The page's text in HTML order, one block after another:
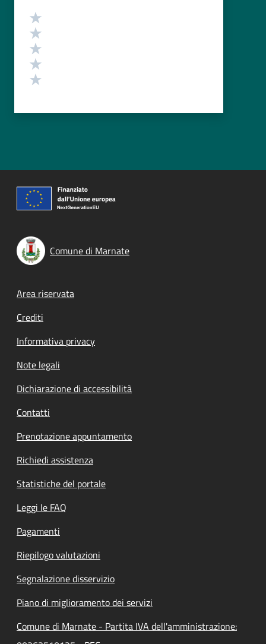
Valutazione
Comune di Marnate
Footer menu
Area riservata
Crediti
Informativa privacy
Note legali
Dichiarazione di accessibilità
Contatti
Prenotazione appuntamento
Richiedi assistenza
Statistiche del portale
Leggi le FAQ
Pagamenti
Riepilogo valutazioni
Segnalazione disservizio
Piano di miglioramento dei servizi
Comune di Marnate - Partita IVA dell'amministrazione: